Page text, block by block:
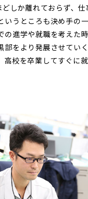
どしか離れておらず、
いうところも決め手の
の進学や就職を考えた
部をより発展させてい
高校を卒業してすぐに就